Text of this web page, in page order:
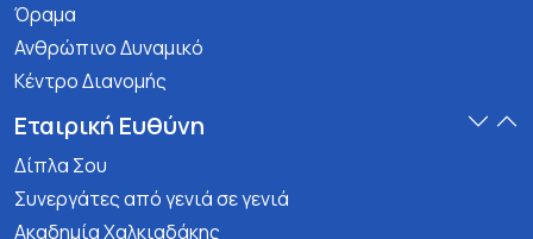
Όραμα
Ανθρώπινο Δυναμικό
Κέντρο Διανομής
Εταιρική Ευθύνη
Δίπλα Σου
Συνεργάτες από γενιά σε γενιά
Ακαδημία Χαλκιαδάκης